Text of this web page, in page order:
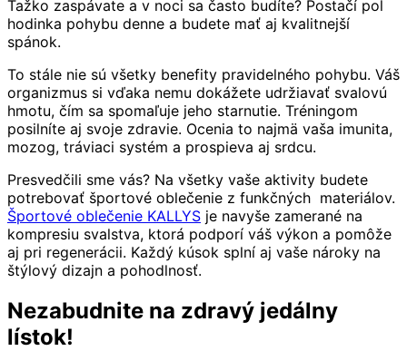
Ťažko zaspávate a v noci sa často budíte? Postačí pol
hodinka pohybu denne a budete mať aj kvalitnejší
spánok.
To stále nie sú všetky benefity pravidelného pohybu. Váš
organizmus si vďaka nemu dokážete udržiavať svalovú
hmotu, čím sa spomaľuje jeho starnutie. Tréningom
posilníte aj svoje zdravie. Ocenia to najmä vaša imunita,
mozog, tráviaci systém a prospieva aj srdcu.
Presvedčili sme vás? Na všetky vaše aktivity budete
potrebovať športové oblečenie z funkčných materiálov.
Športové oblečenie KALLYS je navyše zamerané na
kompresiu svalstva, ktorá podporí váš výkon a pomôže
aj pri regenerácii. Každý kúsok splní aj vaše nároky na
štýlový dizajn a pohodlnosť.
Nezabudnite na zdravý jedálny
lístok!